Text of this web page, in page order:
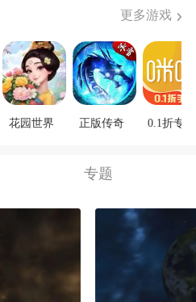
更多游戏
花园世界 正版传奇 0.1折专区
专题